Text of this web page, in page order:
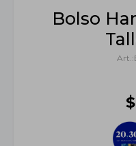
Bolso
$